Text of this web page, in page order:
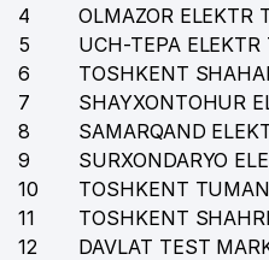
4
OLMAZOR ELEKTR
5
UCH-TEPA
6
TOSHKENT
7
SHAYXONTOHUR
8
SAMARQAND
9
SURXONDARYO
10
TOSHKENT
11
TOSHKENT
12
DAVLAT TEST